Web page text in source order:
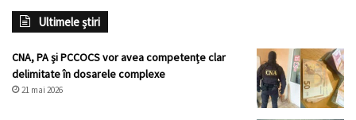
Ultimele știri
CNA, PA și PCCOCS vor avea competențe clar
delimitate în dosarele complexe
21 mai 2026